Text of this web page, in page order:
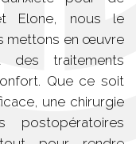
Elone, nous le
mettons en œuvre
des traitements
Que ce soit
une chirurgie
postopératoires